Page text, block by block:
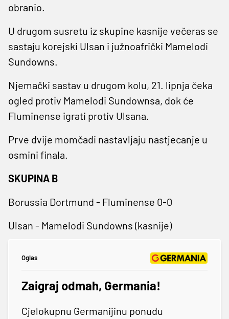
obranio.
U drugom susretu iz skupine kasnije večeras se
sastaju korejski Ulsan i južnoafrički Mamelodi
Sundowns.
Njemački sastav u drugom kolu, 21. lipnja čeka
ogled protiv Mamelodi Sundownsa, dok će
Fluminense igrati protiv Ulsana.
Prve dvije momčadi nastavljaju nastjecanje u
osmini finala.
SKUPINA B
Borussia Dortmund - Fluminense 0-0
Ulsan - Mamelodi Sundowns (kasnije)
Oglas
Zaigraj odmah, Germania!
Cjelokupnu Germanijinu ponudu